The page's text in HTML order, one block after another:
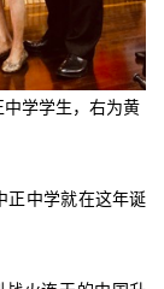
学学生，右为黄
正中学就在这年诞